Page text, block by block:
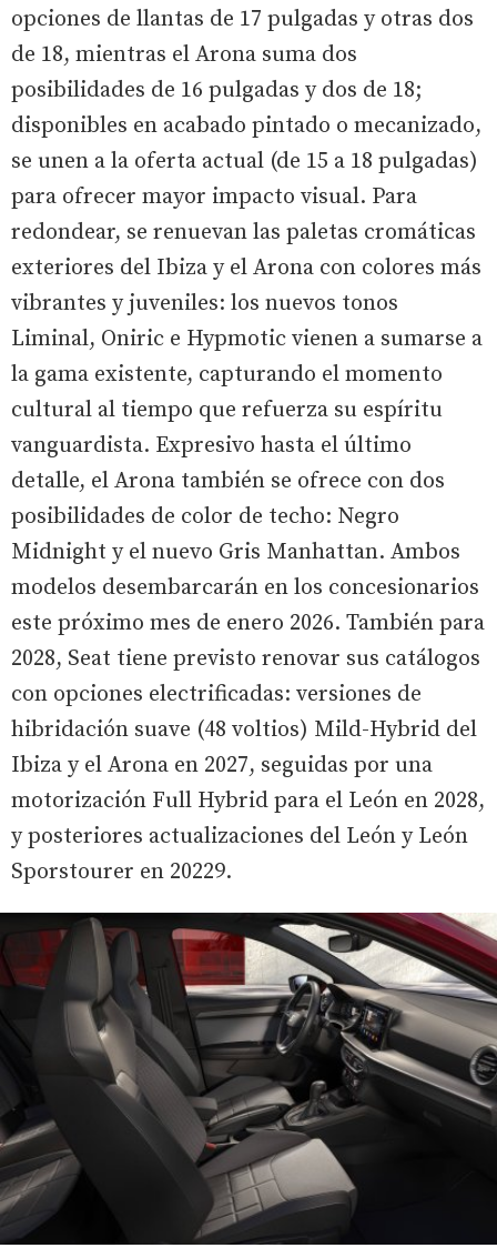
opciones de llantas de 17 pulgadas y otras dos
de 18, mientras el Arona suma dos
posibilidades de 16 pulgadas y dos de 18;
disponibles en acabado pintado o mecanizado,
se unen a la oferta actual (de 15 a 18 pulgadas)
para ofrecer mayor impacto visual. Para
redondear, se renuevan las paletas cromáticas
exteriores del Ibiza y el Arona con colores más
vibrantes y juveniles: los nuevos tonos
Liminal, Oniric e Hypmotic vienen a sumarse a
la gama existente, capturando el momento
cultural al tiempo que refuerza su espíritu
vanguardista. Expresivo hasta el último
detalle, el Arona también se ofrece con dos
posibilidades de color de techo: Negro
Midnight y el nuevo Gris Manhattan. Ambos
modelos desembarcarán en los concesionarios
este próximo mes de enero 2026. También para
2028, Seat tiene previsto renovar sus catálogos
con opciones electrificadas: versiones de
hibridación suave (48 voltios) Mild-Hybrid del
Ibiza y el Arona en 2027, seguidas por una
motorización Full Hybrid para el León en 2028,
y posteriores actualizaciones del León y León
Sporstourer en 20229.